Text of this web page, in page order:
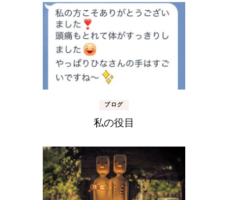
ブログ
私の役目